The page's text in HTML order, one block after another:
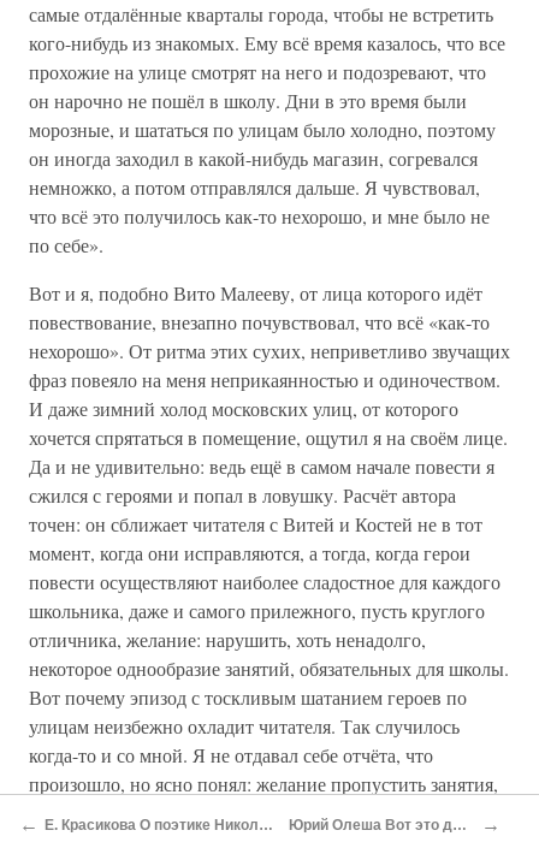
самые отдалённые кварталы города, чтобы не встретить
кого-нибудь из знакомых. Ему всё время казалось, что все
прохожие на улице смотрят на него и подозревают, что
он нарочно не пошёл в школу. Дни в это время были
морозные, и шататься по улицам было холодно, поэтому
он иногда заходил в какой-нибудь магазин, согревался
немножко, а потом отправлялся дальше. Я чувствовал,
что всё это получилось как-то нехорошо, и мне было не
по себе».
Вот и я, подобно Вито Малееву, от лица которого идёт
повествование, внезапно почувствовал, что всё «как-то
нехорошо». От ритма этих сухих, неприветливо звучащих
фраз повеяло на меня неприкаянностью и одиночеством.
И даже зимний холод московских улиц, от которого
хочется спрятаться в помещение, ощутил я на своём лице.
Да и не удивительно: ведь ещё в самом начале повести я
сжился с героями и попал в ловушку. Расчёт автора
точен: он сближает читателя с Витей и Костей не в тот
момент, когда они исправляются, а тогда, когда герои
повести осуществляют наиболее сладостное для каждого
школьника, даже и самого прилежного, пусть круглого
отличника, желание: нарушить, хоть ненадолго,
некоторое однообразие занятий, обязательных для школы.
Вот почему эпизод с тоскливым шатанием героев по
улицам неизбежно охладит читателя. Так случилось
когда-то и со мной. Я не отдавал себе отчёта, что
произошло, но ясно понял: желание пропустить занятия,
ещё недавно представлявшееся мне столь
← Е. Красикова О поэтике Николая Носова Юрий Олеша Вот это для детей! →